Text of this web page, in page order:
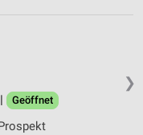
❯
Geöffnet